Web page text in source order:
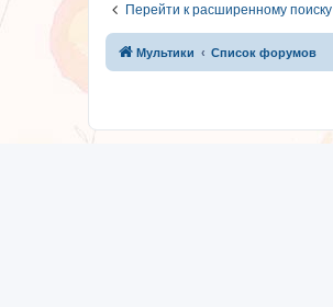
Перейти к расширенному поиску
Мультики Список форумов